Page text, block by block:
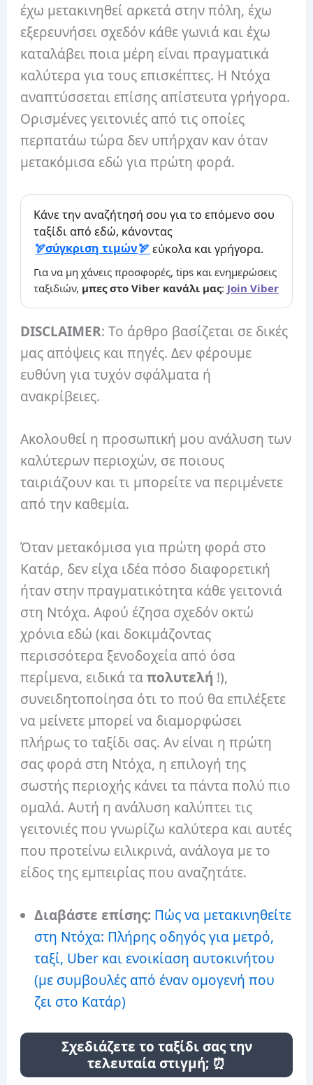
έχω μετακινηθεί αρκετά στην πόλη, έχω
εξερευνήσει σχεδόν κάθε γωνιά και έχω
καταλάβει ποια μέρη είναι πραγματικά
καλύτερα για τους επισκέπτες. Η Ντόχα
αναπτύσσεται επίσης απίστευτα γρήγορα.
Ορισμένες γειτονιές από τις οποίες
περπατάω τώρα δεν υπήρχαν καν όταν
μετακόμισα εδώ για πρώτη φορά.
Κάνε την αναζήτησή σου για το επόμενο σου
ταξίδι από εδώ, κάνοντας
σύγκριση τιμών
εύκολα και γρήγορα.
Για να μη χάνεις προσφορές, tips και ενημερώσεις
ταξιδιών, μπες στο Viber κανάλι μας: Join Viber
DISCLAIMER: Το άρθρο βασίζεται σε δικές
μας απόψεις και πηγές. Δεν φέρουμε
ευθύνη για τυχόν σφάλματα ή
ανακρίβειες.
Ακολουθεί η προσωπική μου ανάλυση των
καλύτερων περιοχών, σε ποιους
ταιριάζουν και τι μπορείτε να περιμένετε
από την καθεμία.
Όταν μετακόμισα για πρώτη φορά στο
Κατάρ, δεν είχα ιδέα πόσο διαφορετική
ήταν στην πραγματικότητα κάθε γειτονιά
στη Ντόχα. Αφού έζησα σχεδόν οκτώ
χρόνια εδώ (και δοκιμάζοντας
περισσότερα ξενοδοχεία από όσα
περίμενα, ειδικά ταπολυτελή !),
συνειδητοποίησα ότι το πού θα επιλέξετε
να μείνετε μπορεί να διαμορφώσει
πλήρως το ταξίδι σας. Αν είναι η πρώτη
σας φορά στη Ντόχα, η επιλογή της
σωστής περιοχής κάνει τα πάντα πολύ πιο
ομαλά. Αυτή η ανάλυση καλύπτει τις
γειτονιές που γνωρίζω καλύτερα και αυτές
που προτείνω ειλικρινά, ανάλογα με το
είδος της εμπειρίας που αναζητάτε.
Διαβάστε επίσης: Πώς να μετακινηθείτε
στη Ντόχα: Πλήρης οδηγός για μετρό,
ταξί, Uber και ενοικίαση αυτοκινήτου
(με συμβουλές από έναν ομογενή που
ζει στο Κατάρ)
Σχεδιάζετε το ταξίδι σας την
τελευταία στιγμή; ⏰